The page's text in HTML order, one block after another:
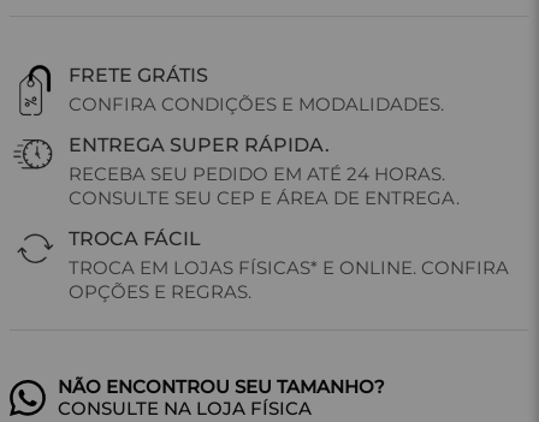
FRETE GRÁTIS
CONFIRA CONDIÇÕES E MODALIDADES.
ENTREGA SUPER RÁPIDA.
RECEBA SEU PEDIDO EM ATÉ 24 HORAS.
CONSULTE SEU CEP E ÁREA DE ENTREGA.
TROCA FÁCIL
TROCA EM LOJAS FÍSICAS* E ONLINE. CONFIRA
OPÇÕES E REGRAS.
CONSULTE NA LOJA FÍSICA